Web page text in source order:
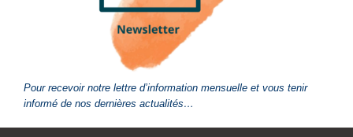
Pour recevoir notre lettre d’information mensuelle et vous tenir
informé de nos dernières actualités…